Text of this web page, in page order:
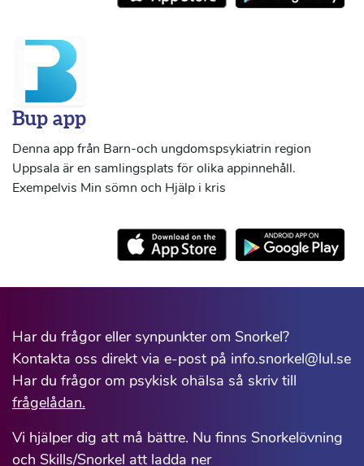
Bup app
Denna app från Barn-och ungdomspsykiatrin region
Uppsala är en samlingsplats för olika appinnehåll.
Exempelvis Min sömn och Hjälp i kris
Har du frågor eller synpunkter om Snorkel?
Kontakta oss direkt via e-post på info.snorkel@lul.se
Har du frågor om psykisk ohälsa så skriv till
frågelådan.
Vi hjälper dig att må bättre. Nu finns Snorkelövning
och Skills/Snorkel att ladda ner